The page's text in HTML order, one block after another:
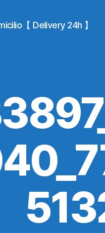
【 Delivery 24h 】